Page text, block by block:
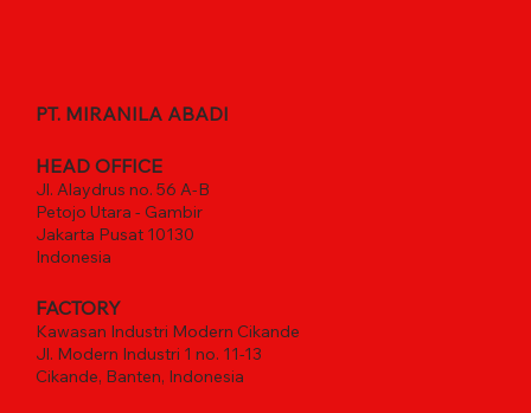
PT. MIRANILA ABADI
HEAD OFFICE
Jl. Alaydrus no. 56 A-B
Petojo Utara - Gambir
Jakarta Pusat 10130
Indonesia
FACTORY
Kawasan Industri Modern Cikande
Jl. Modern Industri 1 no. 11-13
Cikande, Banten, Indonesia